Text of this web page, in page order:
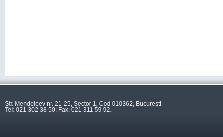
Str. Mendeleev nr. 21-25, Sector 1, Cod 010362, Bucureşti
Tel: 021 302 38 50; Fax: 021 311 59 92.